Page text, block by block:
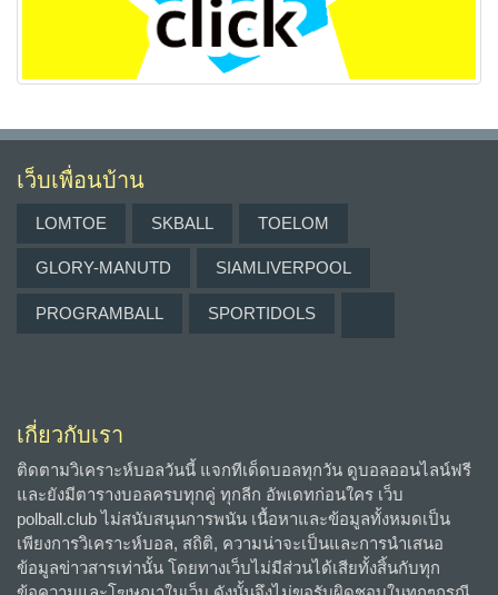
เว็บเพื่อนบ้าน
LOMTOE SKBALL TOELOM
GLORY-MANUTD SIAMLIVERPOOL
PROGRAMBALL SPORTIDOLS
เกี่ยวกับเรา
ติดตามวิเคราะห์บอลวันนี้ แจกทีเด็ดบอลทุกวัน ดูบอลออนไลน์ฟรี
และยังมีตารางบอลครบทุกคู่ ทุกลีก อัพเดทก่อนใคร เว็บ
polball.club ไม่สนับสนุนการพนัน เนื้อหาและข้อมูลทั้งหมดเป็น
เพียงการวิเคราะห์บอล, สถิติ, ความน่าจะเป็นและการนำเสนอ
ข้อมูลข่าวสารเท่านั้น โดยทางเว็บไม่มีส่วนได้เสียทั้งสิ้นกับทุก